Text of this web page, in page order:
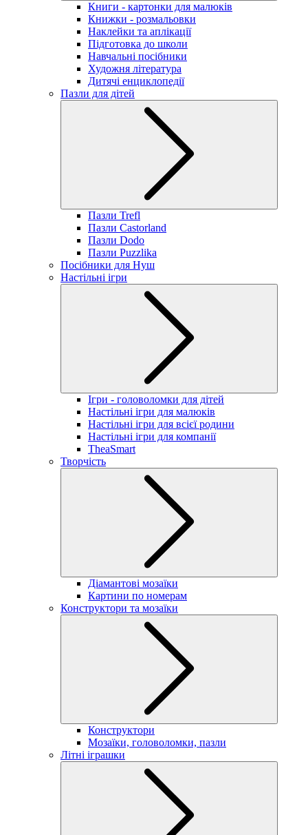
Книги - картонки для малюків
Книжки - розмальовки
Наклейки та аплікації
Підготовка до школи
Навчальні посібники
Художня література
Дитячі енциклопедії
Пазли для дітей
Пазли Trefl
Пазли Castorland
Пазли Dodo
Пазли Puzzlika
Посібники для Нуш
Настільні ігри
Ігри - головоломки для дітей
Настільні ігри для малюків
Настільні ігри для всієї родини
Настільні ігри для компанії
TheaSmart
Творчість
Діамантові мозаїки
Картини по номерам
Конструктори та мозаїки
Конструктори
Мозаїки, головоломки, пазли
Літні іграшки